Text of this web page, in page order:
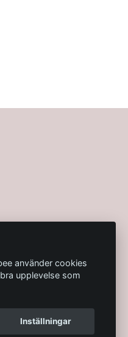
använder cookies
upplevelse som
Inställningar